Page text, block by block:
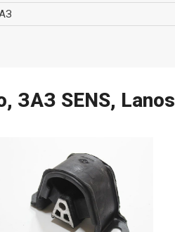
ЗАЗ SENS, Lanos